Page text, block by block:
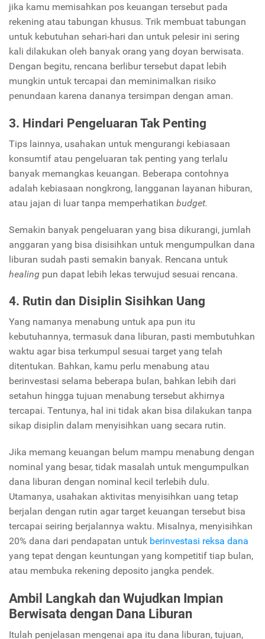
jika kamu memisahkan pos keuangan tersebut pada
rekening atau tabungan khusus. Trik membuat tabungan
untuk kebutuhan sehari-hari dan untuk pelesir ini sering
kali dilakukan oleh banyak orang yang doyan berwisata.
Dengan begitu, rencana berlibur tersebut dapat lebih
mungkin untuk tercapai dan meminimalkan risiko
penundaan karena dananya tersimpan dengan aman.
3. Hindari Pengeluaran Tak Penting
Tips lainnya, usahakan untuk mengurangi kebiasaan
konsumtif atau pengeluaran tak penting yang terlalu
banyak memangkas keuangan. Beberapa contohnya
adalah kebiasaan nongkrong, langganan layanan hiburan,
atau jajan di luar tanpa memperhatikan budget.
Semakin banyak pengeluaran yang bisa dikurangi, jumlah
anggaran yang bisa disisihkan untuk mengumpulkan dana
liburan sudah pasti semakin banyak. Rencana untuk
healing pun dapat lebih lekas terwujud sesuai rencana.
4. Rutin dan Disiplin Sisihkan Uang
Yang namanya menabung untuk apa pun itu
kebutuhannya, termasuk dana liburan, pasti membutuhkan
waktu agar bisa terkumpul sesuai target yang telah
ditentukan. Bahkan, kamu perlu menabung atau
berinvestasi selama beberapa bulan, bahkan lebih dari
setahun hingga tujuan menabung tersebut akhirnya
tercapai. Tentunya, hal ini tidak akan bisa dilakukan tanpa
sikap disiplin dalam menyisihkan uang secara rutin.
Jika memang keuangan belum mampu menabung dengan
nominal yang besar, tidak masalah untuk mengumpulkan
dana liburan dengan nominal kecil terlebih dulu.
Utamanya, usahakan aktivitas menyisihkan uang tetap
berjalan dengan rutin agar target keuangan tersebut bisa
tercapai seiring berjalannya waktu. Misalnya, menyisihkan
20% dana dari pendapatan untuk berinvestasi reksa dana
yang tepat dengan keuntungan yang kompetitif tiap bulan,
atau membuka rekening deposito jangka pendek.
Ambil Langkah dan Wujudkan Impian
Berwisata dengan Dana Liburan
Itulah penjelasan mengenai apa itu dana liburan, tujuan,